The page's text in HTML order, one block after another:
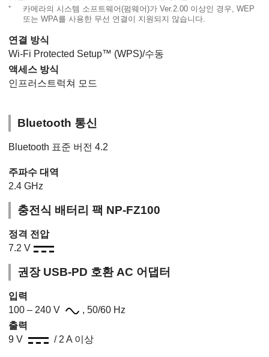
*
카메라의 시스템 소프트웨어(펌웨어)가 Ver.2.00 이상인 경우, WEP
또는 WPA를 사용한 무선 연결이 지원되지 않습니다.
연결 방식
Wi-Fi Protected Setup™ (WPS)/수동
액세스 방식
인프러스트럭쳐 모드
Bluetooth 통신
Bluetooth 표준 버전 4.2
주파수 대역
2.4 GHz
충전식 배터리 팩 NP-FZ100
정격 전압
7.2 V
권장 USB-PD 호환 AC 어댑터
입력
100 – 240 V
, 50/60 Hz
출력
9 V
/ 2 A 이상